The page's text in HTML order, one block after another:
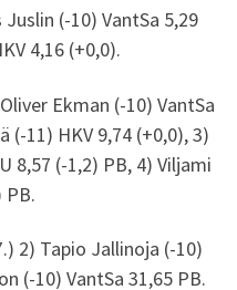
(-10) VantSa 5,29
4,16 (+0,0).
Ekman (-10) VantSa
(-11) HKV 9,74 (+0,0), 3)
8,57 (-1,2) PB, 4) Viljami
PB.
2) Tapio Jallinoja (-10)
(-10) VantSa 31,65 PB.